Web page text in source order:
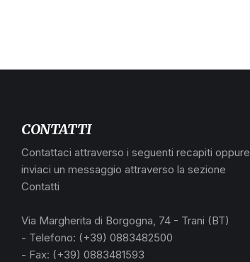
CONTATTI
Contattaci attraverso i seguenti recapiti oppure
inviaci un messaggio attraverso la sezione
Contatti
Via Margherita di Borgogna, 74 - Trani (BT)
- Telefono: (+39) 0883482500
- Fax: (+39) 0883481593